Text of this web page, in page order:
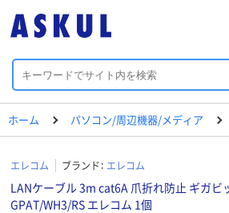
ホーム パソコン/周辺機器/メディア
エレコム ブランド： エレコム
LANケーブル 3m cat6A 爪折れ防止 ギガビ
GPAT/WH3/RS エレコム 1個